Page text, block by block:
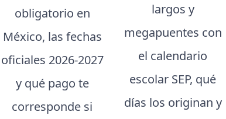
obligatorio en
México, las fechas
oficiales 2026-2027
y qué pago te
corresponde si
largos y
megapuentes con
el calendario
escolar SEP, qué
días los originan y